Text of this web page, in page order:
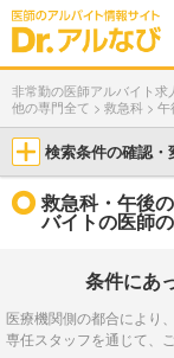
非常勤の医師アルバイト求
他の専門全て > 救急科 > 午
検索条件の確認・
救急科・午後
バイトの医師
条件にあ
医療機関側の都合により
専任スタッフを通じて、